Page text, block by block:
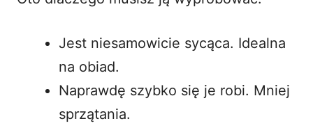
Jest niesamowicie sycąca. Idealna
na obiad.
Naprawdę szybko się je robi. Mniej
sprzątania.